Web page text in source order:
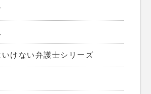
けない弁護士シリーズ